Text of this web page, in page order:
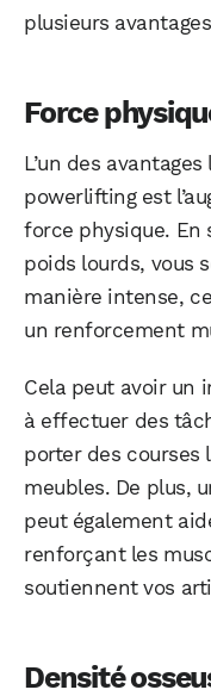
plusieurs
Force
L’un des
powerlifting est
force physique. En
poids lourds, vous
manière intense,
un renforcement
Cela peut avoir un
à effectuer des
porter des courses
meubles. De plus,
peut également
renforçant les
soutiennent vos
Densité